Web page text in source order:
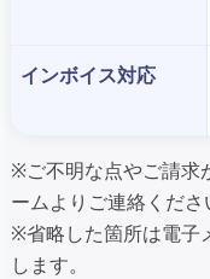
インボイス対応
※ご不明な点やご請求
ームよりご連絡くださ
※省略した箇所は電子
します。